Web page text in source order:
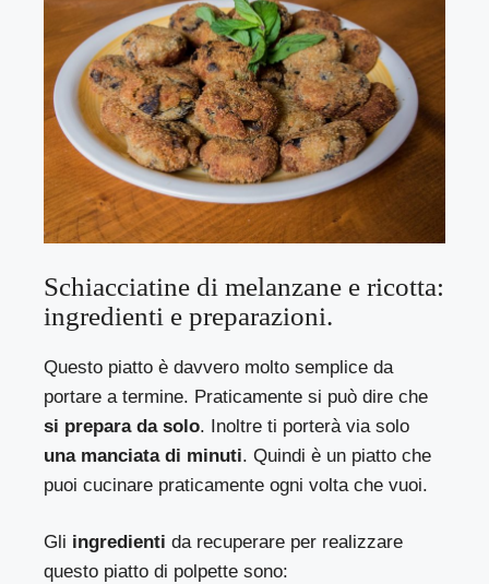
Schiacciatine di melanzane e ricotta:
ingredienti e preparazioni.
Questo piatto è davvero molto semplice da
portare a termine. Praticamente si può dire che
si prepara da solo. Inoltre ti porterà via solo
una manciata di minuti. Quindi è un piatto che
puoi cucinare praticamente ogni volta che vuoi.
Gli ingredienti da recuperare per realizzare
questo piatto di polpette sono: